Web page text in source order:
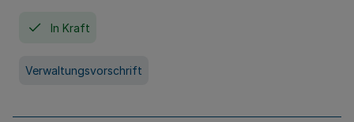
In Kraft
Verwaltungsvorschrift